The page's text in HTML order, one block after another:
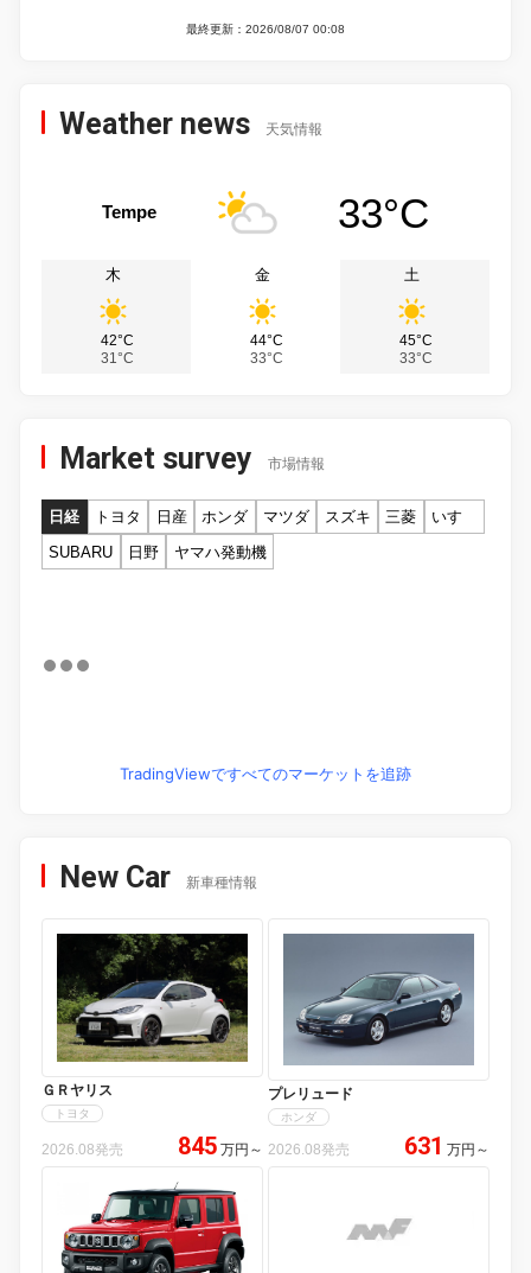
最終更新：2026/08/07 00:08
Weather news 天気情報
Tempe 33°C
木
42°C
31°C
金
44°C
33°C
土
45°C
33°C
Market survey 市場情報
日経 トヨタ 日産 ホンダ マツダ スズキ 三菱
いすゞ
SUBARU
日野 ヤマハ発動機
TradingViewですべてのマーケットを追跡
New Car 新車種情報
ＧＲヤリス
トヨタ
2026.08発売 845 万円 ～
プレリュード
ホンダ
2026.08発売 631 万円 ～